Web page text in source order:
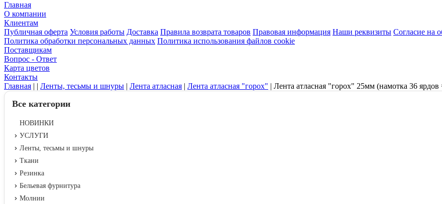
Главная
О компании
Клиентам
Публичная оферта Условия работы Доставка Правила возврата товаров Правовая информация Наши реквизиты Согласие на
Политика обработки персональных данных Политика использования файлов cookie
Поставщикам
Вопрос - Ответ
Карта цветов
Контакты
Главная | | Ленты, тесьмы и шнуры | Лента атласная | Лента атласная "горох" | Лента атласная "горох" 25мм (намотка 36
Все категории
НОВИНКИ
УСЛУГИ
Ленты, тесьмы и шнуры
Ткани
Резинка
Бельевая фурнитура
Молнии